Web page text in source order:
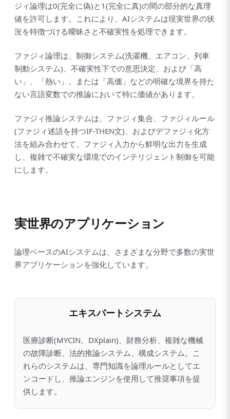
ジィ論理は0(完全に偽)と1(完全に真)の間の部分的な真理
値を許可します。これにより、AIシステムは現実世界の状
況を特徴づける曖昧さと不確実性を処理できます。
ファジィ論理は、制御システム(洗濯機、エアコン、列車
制動システム)、不確実性下での意思決定、および「高
い」、「熱い」、または「高価」などの明確な境界を持た
ない言語変数での推論において特に価値があります。
ファジィ推論システムは、ファジィ集合、ファジィルール
(ファジィ述語を持つIF-THEN文)、およびデファジィ化方
法を組み合わせて、ファジィ入力から鮮明な出力を生成
し、複雑で不確実な環境でのインテリジェント制御を可能
にします。
実世界のアプリケーション
論理ベースのAIシステムは、さまざまな分野で多数の実世
界アプリケーションを強化しています。
エキスパートシステム
医療診断(MYCIN、DXplain)、財務分析、複雑な機械
の故障診断、法的推論システム、構成システム。こ
れらのシステムは、専門知識を論理ルールとしてエ
ンコードし、推論エンジンを使用して推奨事項を提
供します。